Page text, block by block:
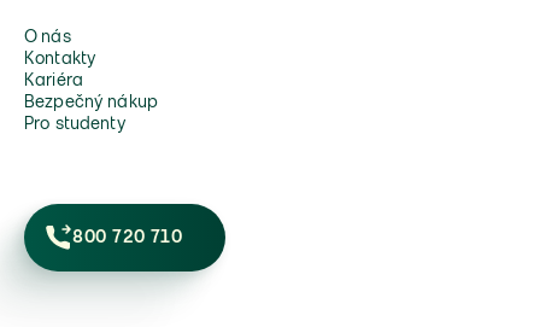
O nás
Kontakty
Kariéra
Bezpečný nákup
Pro studenty
800 720 710